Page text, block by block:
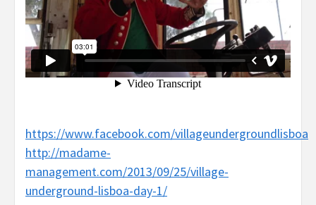
https://www.facebook.com/villageundergroundlisboa
http://madame-
management.com/2013/09/25/village-
underground-lisboa-day-1/